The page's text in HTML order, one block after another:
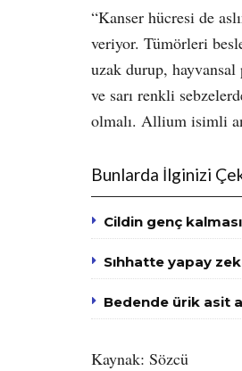
“Kanser hücresi de
veriyor. Tümörleri
uzak durup,
ve sarı renkli
olmalı. Allium isimli
Bunlarda İlginizi
Cildin genç
Sıhhatte yapay
Bedende ürik asit
Kaynak: Sözcü